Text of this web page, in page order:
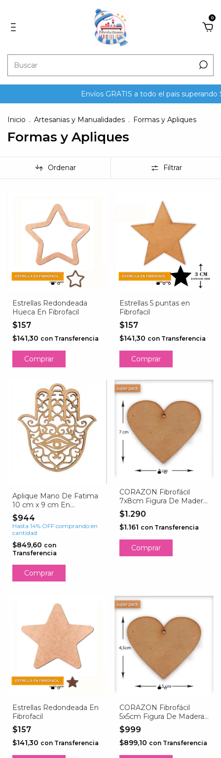
0
Envíos GRATIS a todo el pais superando
Inicio . Artesanias y Manualidades . Formas y Apliques
Formas y Apliques
Ordenar Filtrar
Estrellas Redondeada
Hueca En Fibrofacil
$157
$141,30 con Transferencia
Comprar
Estrellas 5 puntas en
Fibrofacil
$157
$141,30 con Transferencia
Comprar
Aplique Mano De Fatima
10 cm x 9 cm En
Fibrofacil 3mm
$944
Hasta 14% OFF comprando en
cantidad
$849,60 con
Transferencia
CORAZON Fibrofácil
7x8cm Figura De Madera
Mdf Adorno PACK 10
UNIDADES (copia)
$1.290
$1.161 con Transferencia
Estrellas Redondeada En
Fibrofacil
$157
$141,30 con Transferencia
CORAZON Fibrofácil
5x5cm Figura De Madera
Mdf Adorno PACK 10
UNIDADES
$999
$899,10 con Transferencia